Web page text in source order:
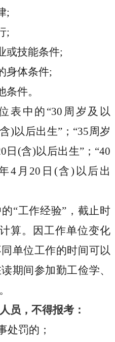
;
;
或技能条件;
身体条件;
件。
表中的 “30 周岁及以
含)以后出生” ； “35周岁
日 (含)以后出生” ； “40
4 月 20 日 (含) 以后出
“工作经验” ，截止时
算。因工作单位变化
单位工作的时间可以
期间参加勤工俭学、
员，不得报考：
处罚的；